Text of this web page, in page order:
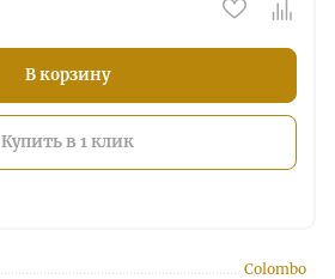
В корзину
Купить в 1 клик
Colombo